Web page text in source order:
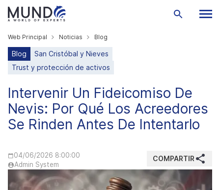
Web Principal Noticias Blog
Blog
San Cristóbal y Nieves
Trust y protección de activos
Intervenir Un Fideicomiso De
Nevis: Por Qué Los Acreedores
Se Rinden Antes De Intentarlo
04/06/2026 8:00:00
Admin System
COMPARTIR